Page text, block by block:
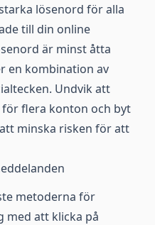
lösenord för alla
till din online
är minst åtta
en kombination av
Undvik att
flera konton och byt
minska risken för att
metoderna för
med att klicka på